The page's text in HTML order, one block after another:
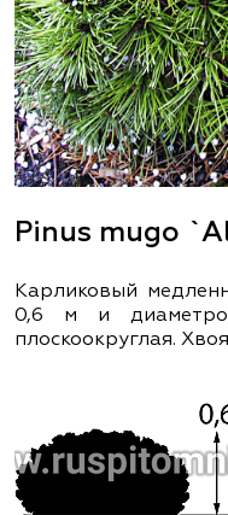
Pinus mugo
Карликовый
0,6 м и
плоскоокруглая.